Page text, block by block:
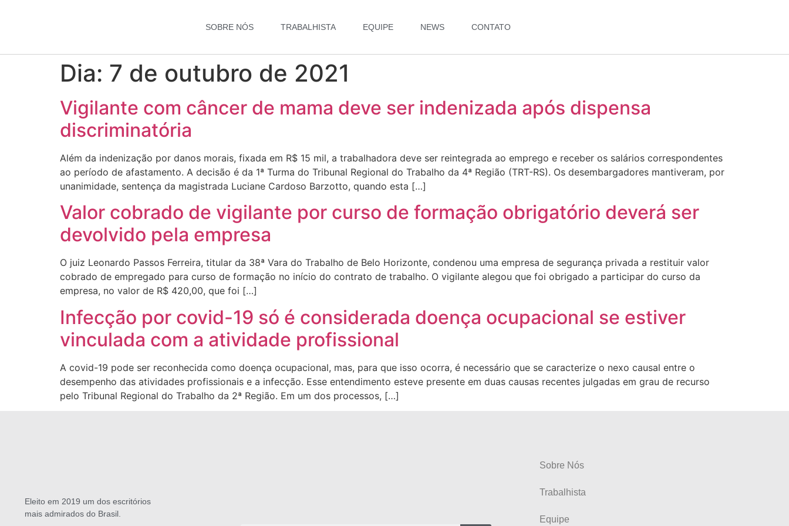
SOBRE NÓS TRABALHISTA EQUIPE NEWS CONTATO
Dia: 7 de outubro de 2021
Vigilante com câncer de mama deve ser indenizada após dispensa
discriminatória
Além da indenização por danos morais, fixada em R$ 15 mil, a trabalhadora deve ser reintegrada ao emprego e receber os salários correspondentes
ao período de afastamento. A decisão é da 1ª Turma do Tribunal Regional do Trabalho da 4ª Região (TRT-RS). Os desembargadores mantiveram, por
unanimidade, sentença da magistrada Luciane Cardoso Barzotto, quando esta […]
Valor cobrado de vigilante por curso de formação obrigatório deverá ser
devolvido pela empresa
O juiz Leonardo Passos Ferreira, titular da 38ª Vara do Trabalho de Belo Horizonte, condenou uma empresa de segurança privada a restituir valor
cobrado de empregado para curso de formação no início do contrato de trabalho. O vigilante alegou que foi obrigado a participar do curso da
empresa, no valor de R$ 420,00, que foi […]
Infecção por covid-19 só é considerada doença ocupacional se estiver
vinculada com a atividade profissional
A covid-19 pode ser reconhecida como doença ocupacional, mas, para que isso ocorra, é necessário que se caracterize o nexo causal entre o
desempenho das atividades profissionais e a infecção. Esse entendimento esteve presente em duas causas recentes julgadas em grau de recurso
pelo Tribunal Regional do Trabalho da 2ª Região. Em um dos processos, […]
Eleito em 2019 um dos escritórios
mais admirados do Brasil.
Sobre Nós
Trabalhista
Equipe